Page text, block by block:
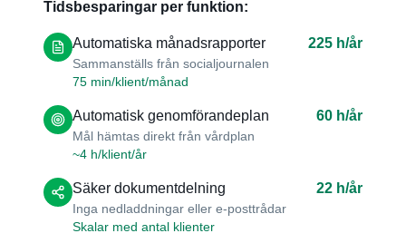
Tidsbesparingar per funktion:
Automatiska månadsrapporter
Sammanställs från socialjournalen
75 min/klient/månad
225 h/år
Automatisk genomförandeplan
Mål hämtas direkt från vårdplan
~4 h/klient/år
60 h/år
Säker dokumentdelning
Inga nedladdningar eller e-posttrådar
Skalar med antal klienter
22 h/år